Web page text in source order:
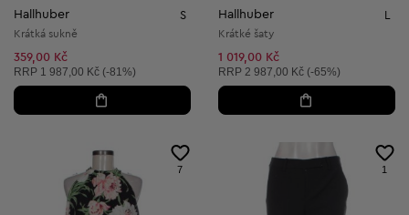
Hallhuber S
Krátká sukně
359,00 Kč
Doporučená cena:
RRP 1 987,00 Kč (-81%)
Hallhuber
Krátké šaty
1 019,00 Kč
Doporučená cena:
RRP 2 987,00 Kč (-65%)
7 1